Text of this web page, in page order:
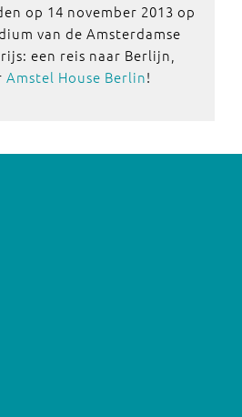
op 14 november 2013 op
van de Amsterdamse
een reis naar Berlijn,
Amstel House Berlin!